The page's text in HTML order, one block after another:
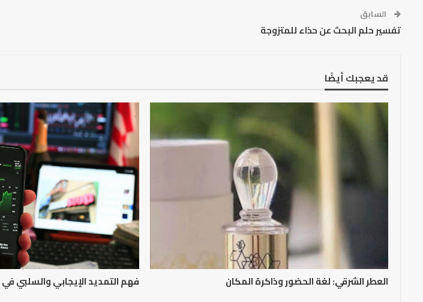
السابق
تفسير حلم البحث عن حذاء للمتزوجة
قد يعجبك أيضًا
العطر الشرقي: لغة الحضور وذاكرة المكان فهم التمديد الإيجابي والسلبي في